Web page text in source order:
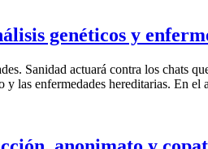
genéticos y
Sanidad actuará contra los chats
y las enfermedades hereditarias. En